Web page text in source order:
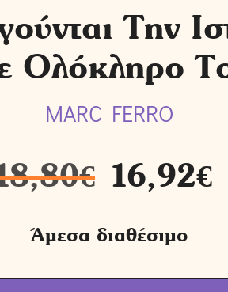
Την
Ολόκληρο
MARC FERRO
€ 16,92€
Άμεσα διαθέσιμο